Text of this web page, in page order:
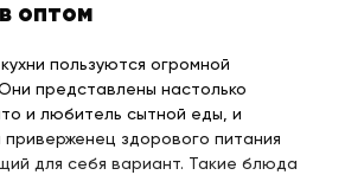
оптом
пользуются огромной
представлены настолько
и любитель сытной еды, и
здорового питания
для себя вариант. Такие блюда